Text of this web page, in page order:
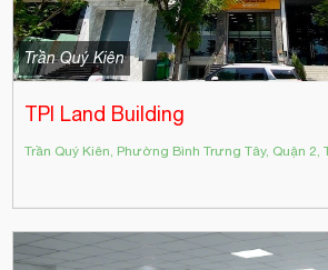
Trần Quý Kiên
TPI Land Building
Trần Quý Kiên, Phường Bình Trưng Tây, Quận 2,